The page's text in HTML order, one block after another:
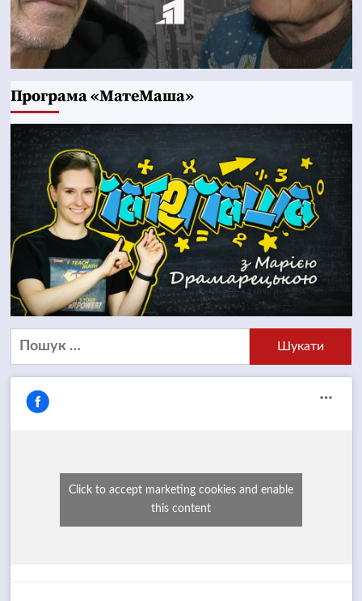
Програма «МатеМаша»
Пошук:
Click to accept marketing cookies and enable
this content